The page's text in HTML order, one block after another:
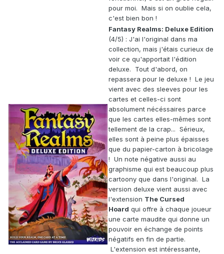
pour moi. Mais si on oublie cela,
c'est bien bon !
Fantasy Realms: Deluxe Edition
(4/5) : J'ai l'original dans ma
collection, mais j'étais curieux de
voir ce qu'apportait l'édition
deluxe. Tout d'abord, on
repassera pour le deluxe ! Le jeu
vient avec des sleeves pour les
cartes et celles-ci sont
absolument nécéssaires parce
que les cartes elles-mêmes sont
tellement de la crap... Sérieux,
elles sont à peine plus épaisses
que du papier-carton à bricolage
! Un note négative aussi au
graphisme qui est beaucoup plus
cartoony que dans l'original. La
version deluxe vient aussi avec
l'extension The Cursed
Hoard qui offre à chaque joueur
une carte maudite qui donne un
pouvoir en échange de points
négatifs en fin de partie.
L'extension est intéressante,